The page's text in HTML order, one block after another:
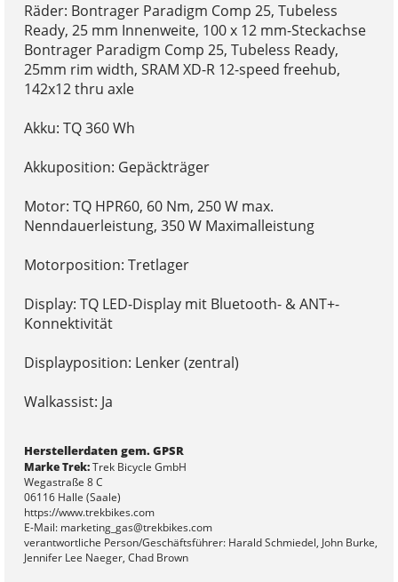
Räder: Bontrager Paradigm Comp 25, Tubeless
Ready, 25 mm Innenweite, 100 x 12 mm-Steckachse
Bontrager Paradigm Comp 25, Tubeless Ready,
25mm rim width, SRAM XD-R 12-speed freehub,
142x12 thru axle
Akku: TQ 360 Wh
Akkuposition: Gepäckträger
Motor: TQ HPR60, 60 Nm, 250 W max.
Nenndauerleistung, 350 W Maximalleistung
Motorposition: Tretlager
Display: TQ LED-Display mit Bluetooth- & ANT+-
Konnektivität
Displayposition: Lenker (zentral)
Walkassist: Ja
Herstellerdaten gem. GPSR
Marke Trek:Trek Bicycle GmbH
Wegastraße 8 C
06116 Halle (Saale)
https://www.trekbikes.com
E-Mail: marketing_gas@trekbikes.com
verantwortliche Person/Geschäftsführer: Harald Schmiedel, John Burke,
Jennifer Lee Naeger, Chad Brown